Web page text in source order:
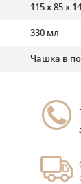
115 х 85 х
330 мл
Чашка в